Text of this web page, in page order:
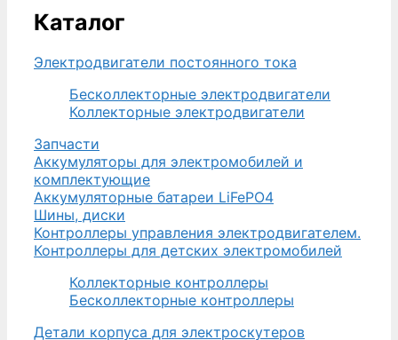
Каталог
Электродвигатели постоянного тока
Бесколлекторные электродвигатели
Коллекторные электродвигатели
Запчасти
Аккумуляторы для электромобилей и
комплектующие
Аккумуляторные батареи LiFePO4
Шины, диски
Контроллеры управления электродвигателем.
Контроллеры для детских электромобилей
Коллекторные контроллеры
Бесколлекторные контроллеры
Детали корпуса для электроскутеров